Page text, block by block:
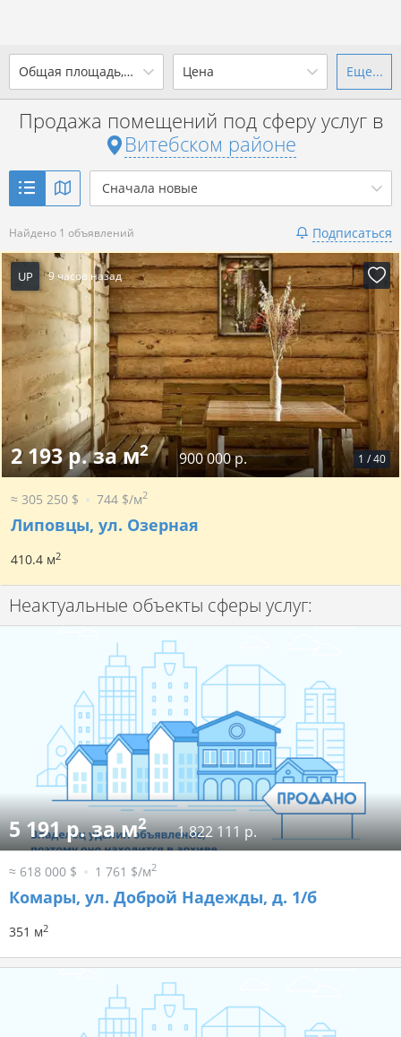
Общая площадь, м
от до
Показать 1 объявление
Цена
от до
р. за м
Показать 1 объявление
Еще...
Продажа помещений под сферу услуг в
Витебском районе
Сначала новые
Найдено 1 объявлений Подписаться
UP 9 часов назад
1 /40
2 193 р. за м2 900 000 р.
≈ 305 250 $ 744 $/м2
Липовцы, ул. Озерная
410.4 м2
Неактуальные объекты сферы услуг:
5 191 р. за м2 1 822 111 р.
≈ 618 000 $ 1 761 $/м2
Комары, ул. Доброй Надежды, д. 1/б
351 м2
Ваш город -district Витебский
район
Да Выбрать город